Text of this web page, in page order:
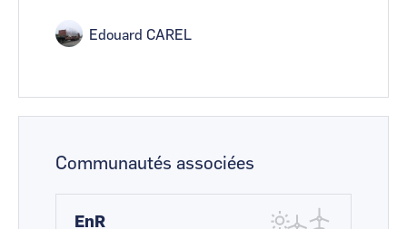
Edouard CAREL
Communautés associées
EnR